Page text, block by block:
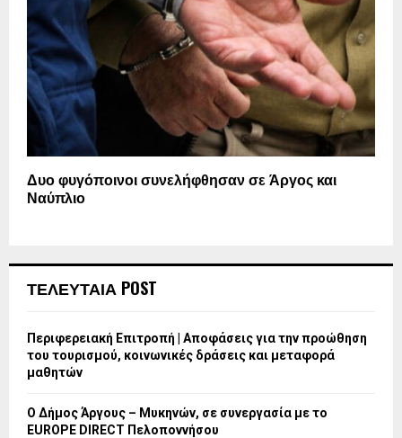
Δυο φυγόποινοι συνελήφθησαν σε Άργος και
Ναύπλιο
ΤΕΛΕΥΤΑΙΑ POST
Περιφερειακή Επιτροπή | Αποφάσεις για την προώθηση
του τουρισμού, κοινωνικές δράσεις και μεταφορά
μαθητών
Ο Δήμος Άργους – Μυκηνών, σε συνεργασία με το
EUROPE DIRECT Πελοποννήσου